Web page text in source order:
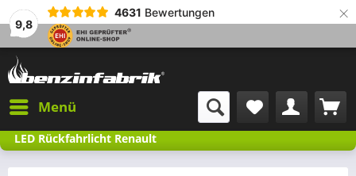
9,8
4631 Bewertungen ×
Menü
LED Rückfahrlicht Renault